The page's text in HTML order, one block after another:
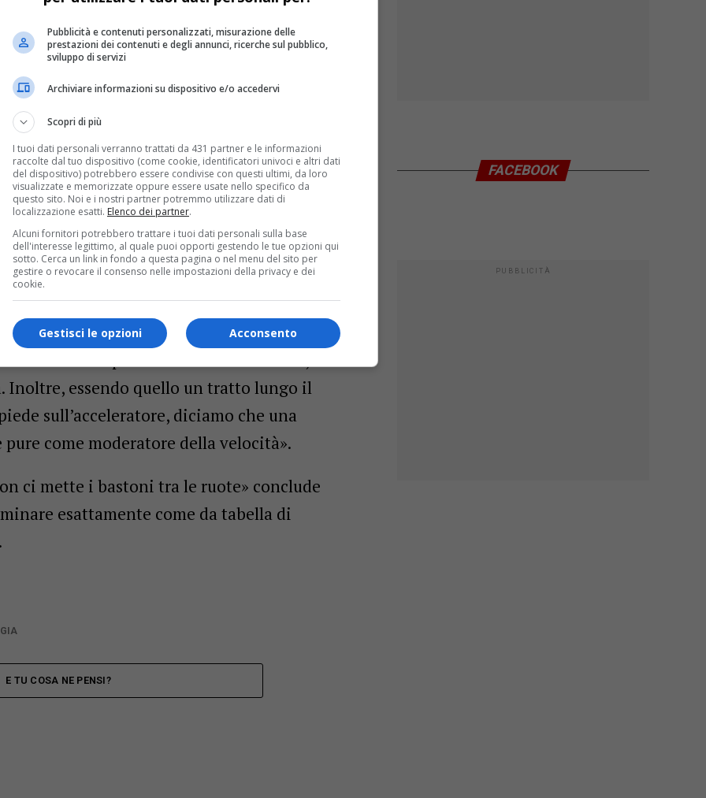
sui 550mila euro, ma che appunto serviva
«Un’opera importante e
alla rotonda in fase di realizzazione
dell’area industriale del paese, in
proprio in un incrocio come quello, è
dei mezzi pesanti ma anche per una
in una zona particolarmente trafficata, in
Inoltre, essendo quello un tratto lungo il
sull’acceleratore, diciamo che una
come moderatore della velocità».
ci mette i bastoni tra le ruote» conclude
esattamente come da tabella di
E TU COSA NE PENSI?
FACEBOOK
PUBBLICITÀ
Pubblicità e contenuti personalizzati, misurazione delle
prestazioni dei contenuti e degli annunci, ricerche sul pubblico,
sviluppo di servizi
Archiviare informazioni su dispositivo e/o accedervi
Scopri di più
I tuoi dati personali verranno trattati da 431 partner e le informazioni
raccolte dal tuo dispositivo (come cookie, identificatori univoci e altri dati
del dispositivo) potrebbero essere condivise con questi ultimi, da loro
visualizzate e memorizzate oppure essere usate nello specifico da
questo sito. Noi e i nostri partner potremmo utilizzare dati di
localizzazione esatti. Elenco dei partner.
Alcuni fornitori potrebbero trattare i tuoi dati personali sulla base
dell'interesse legittimo, al quale puoi opporti gestendo le tue opzioni qui
sotto. Cerca un link in fondo a questa pagina o nel menu del sito per
gestire o revocare il consenso nelle impostazioni della privacy e dei
cookie.
Acconsento
Gestisci le opzioni